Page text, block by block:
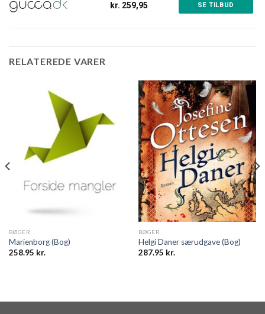
kr. 259,95 SE TILBUD
RELATEREDE VARER
BØGER
Marienborg (Bog)
258.95 kr.
BØGER
Helgi Daner særudgave (Bog)
287.95 kr.